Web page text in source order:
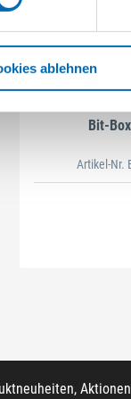
ablehnen
Bit-
Artikel-Nr.